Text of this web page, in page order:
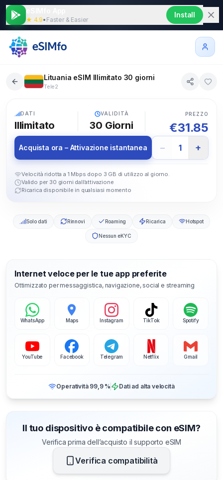
★ 4.9• Faster & Easier
Install
Lituania eSIM Illimitato 30 giorni
Tele2
DATI
Illimitato
VALIDITÀ
30 Giorni
PREZZO
€31.85
Acquista ora – Attivazione istantanea − 1 +
Velocità ridotta a 1 Mbps dopo 3 GB di utilizzo al giorno.
Valido per 30 giorni dall’attivazione
Ricarica disponibile in qualsiasi momento
Solo dati Rinnovi Roaming Ricarica Hotspot
Nessun eKYC
Internet veloce per le tue app preferite
Ottimizzato per messaggistica, navigazione, social e streaming
WhatsApp Maps Instagram TikTok Spotify
YouTube Facebook Telegram Netflix Gmail
Operatività 99,9 % Dati ad alta velocità
Il tuo dispositivo è compatibile con eSIM?
Verifica prima dell’acquisto il supporto eSIM
Verifica compatibilità